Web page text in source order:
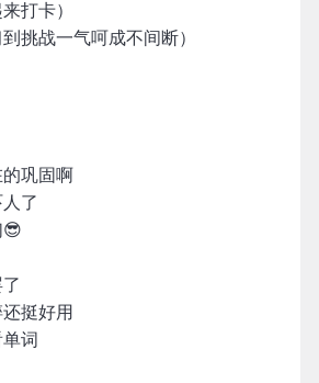
打卡）
挑战一气呵成不间断）
巩固啊
了
😎
挺好用
词